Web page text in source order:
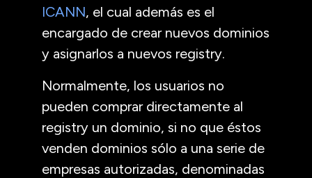
ICANN, el cual además es el
encargado de crear nuevos dominios
y asignarlos a nuevos registry.
Normalmente, los usuarios no
pueden comprar directamente al
registry un dominio, si no que éstos
venden dominios sólo a una serie de
empresas autorizadas, denominadas